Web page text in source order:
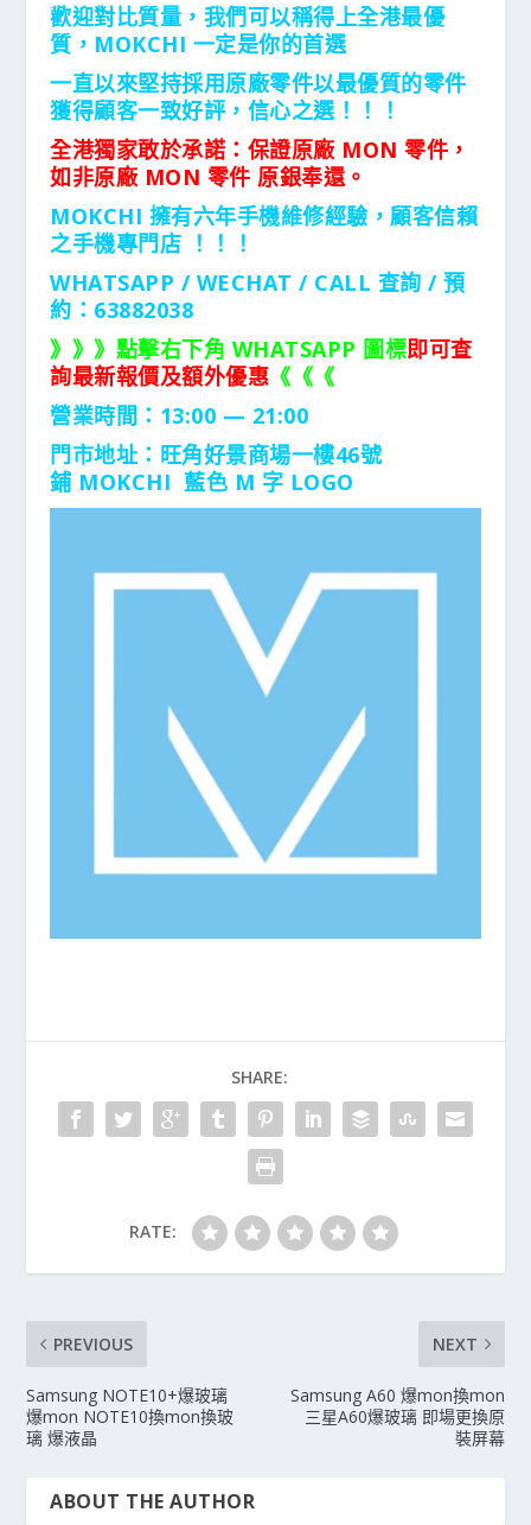
歡迎對比質量，我們可以稱得上全港最優
質，MOKCHI 一定是你的首選
一直以來堅持採用原廠零件以最優質的零件
獲得顧客一致好評，信心之選！！！
全港獨家敢於承諾：保證原廠 MON 零件，
如非原廠 MON 零件 原銀奉還。
MOKCHI 擁有六年手機維修經驗，顧客信賴
之手機專門店 ！！！
WHATSAPP / WECHAT / CALL 查詢 / 預
約：63882038
》》》點擊右下角 WHATSAPP 圖標即可查
詢最新報價及額外優惠 《《《
營業時間：13:00 — 21:00
門市地址： 旺角好景商場一樓46號
鋪 MOKCHI 藍色 M 字 LOGO
SHARE:
RATE:
PREVIOUS
Samsung NOTE10+爆玻璃
爆mon NOTE10換mon換玻
璃 爆液晶
NEXT
Samsung A60 爆mon換mon
三星A60爆玻璃 即場更換原
裝屏幕
ABOUT THE AUTHOR